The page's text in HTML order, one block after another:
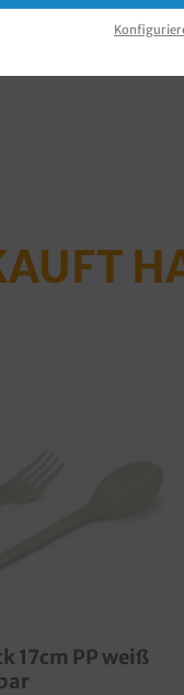
17cm PP weiß